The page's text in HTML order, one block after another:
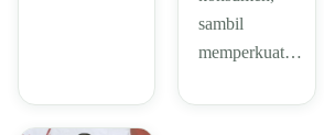
sambil
memperkuat…